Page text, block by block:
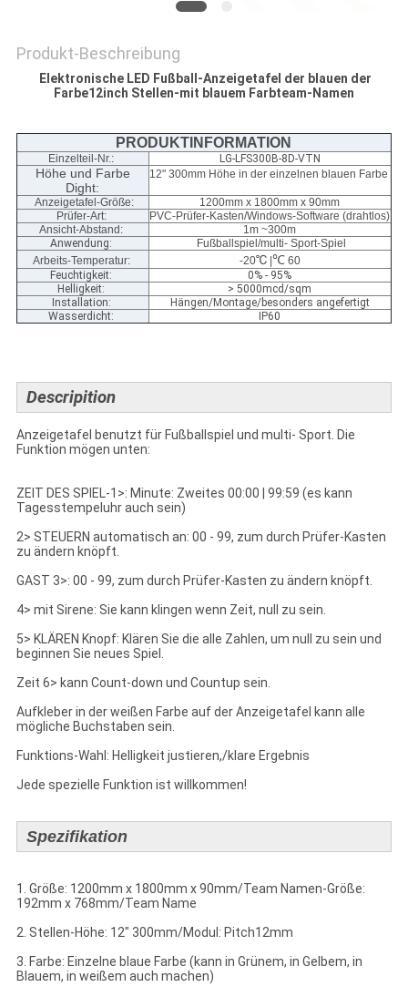
Produkt-Beschreibung
Elektronische LED Fußball-Anzeigetafel der blauen der
Farbe12inch Stellen-mit blauem Farbteam-Namen
PRODUKTINFORMATION
Einzelteil-Nr.: LG-LFS300B-8D-VTN
Höhe und Farbe
Dight:
12" 300mm Höhe in der einzelnen blauen Farbe
Anzeigetafel-Größe:
1200mm x 1800mm x 90mm
Prüfer-Art:
PVC-Prüfer-Kasten/Windows-Software (drahtlos)
Ansicht-Abstand:
1m ~300m
Anwendung:
Fußballspiel/multi- Sport-Spiel
Arbeits-Temperatur:
-20℃ ℃60
Feuchtigkeit:
0% - 95%
Helligkeit:
> 5000mcd/sqm
Installation:
Hängen/Montage/besonders angefertigt
Wasserdicht:
IP60
Descripition
Anzeigetafel benutzt für Fußballspiel und multi- Sport. Die
Funktion mögen unten:
ZEIT DES SPIEL-1>: Minute: Zweites 00:00 | 99:59 (es kann
Tagesstempeluhr auch sein)
2> STEUERN automatisch an: 00 - 99, zum durch Prüfer-Kasten
zu ändern knöpft.
GAST 3>: 00 - 99, zum durch Prüfer-Kasten zu ändern knöpft.
4> mit Sirene: Sie kann klingen wenn Zeit, null zu sein.
5> KLÄREN Knopf: Klären Sie die alle Zahlen, um null zu sein und
beginnen Sie neues Spiel.
Zeit 6> kann Count-down und Countup sein.
Aufkleber in der weißen Farbe auf der Anzeigetafel kann alle
mögliche Buchstaben sein.
Funktions-Wahl: Helligkeit justieren,/klare Ergebnis
Jede spezielle Funktion ist willkommen!
Spezifikation
1. Größe: 1200mm x 1800mm x 90mm/Team Namen-Größe:
192mm x 768mm/Team Name
2. Stellen-Höhe: 12" 300mm/Modul: Pitch12mm
3. Farbe: Einzelne blaue Farbe (kann in Grünem, in Gelbem, in
Blauem, in weißem auch machen)